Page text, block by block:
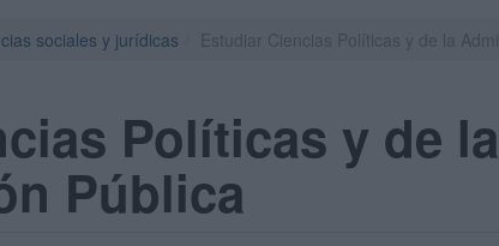
sociales y jurídicas
Políticas y de la
Pública